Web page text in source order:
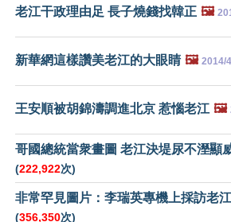
老江干政理由足 長子燒錢找韓正 🖼️
新華網這樣讚美老江的大眼睛 🖼️ 2014/
王安順被胡錦濤調進北京 惹惱老江 🖼️
哥國總統當衆畫圖 老江決堤尿不溼顯
(222,922次)
非常罕見圖片：李瑞英專機上採訪老江
(356,350次)